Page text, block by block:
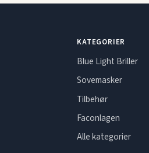
KATEGORIER
Blue Light Briller
Sovemasker
Tilbehør
Faconlagen
Alle kategorier